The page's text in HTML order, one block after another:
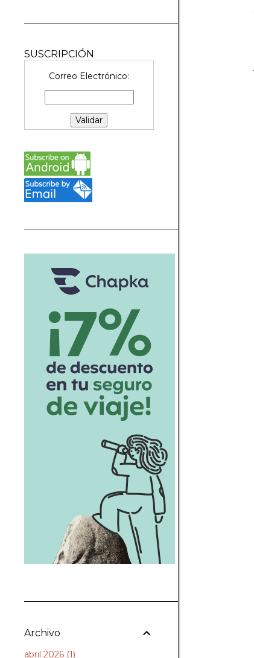
SUSCRIPCIÓN
Correo Electrónico:
Archivo
abril 2026 1